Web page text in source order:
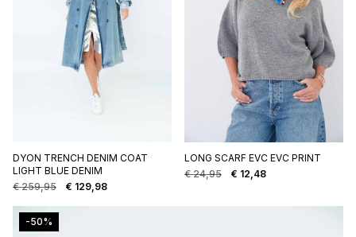
DYON TRENCH DENIM COAT
LIGHT BLUE DENIM
€259,95
Oorspronkelijke
prijs
was:
€ 259,95.
€ 129,98
Huidige
prijs
€ 129,98.
LONG SCARF EVC EVC PRINT
€24,95
Oorspronkelijke
€ 12,48
Huidige
-50%